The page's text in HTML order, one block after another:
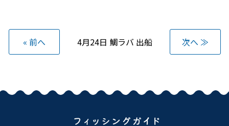
« 前へ 4月24日 鯛ラバ 出船 次へ ≫